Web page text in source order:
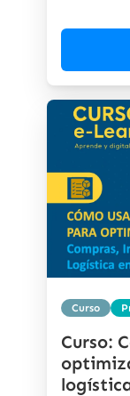
Curso
Curso: